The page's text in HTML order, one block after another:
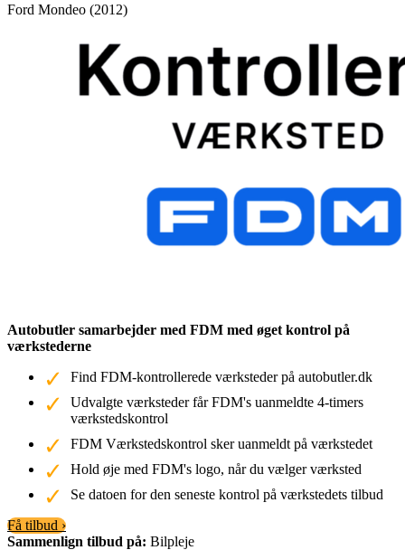
Ford Mondeo (2012)
Autobutler samarbejder med FDM med øget kontrol på
værkstederne
Find FDM-kontrollerede værksteder på autobutler.dk
Udvalgte værksteder får FDM's uanmeldte 4-timers
værkstedskontrol
FDM Værkstedskontrol sker uanmeldt på værkstedet
Hold øje med FDM's logo, når du vælger værksted
Se datoen for den seneste kontrol på værkstedets tilbud
Få tilbud ›
Sammenlign tilbud på: Bilpleje